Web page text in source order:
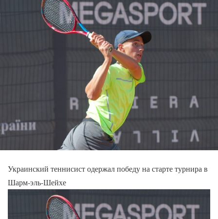
Украинский теннисист одержал победу на старте турнира в
Шарм-эль-Шейхе